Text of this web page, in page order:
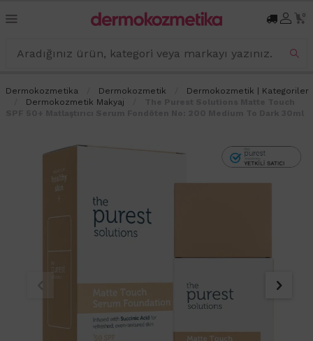
0
Dermokozmetika Dermokozmetik
Dermokozmetik | Kategoriler
Dermokozmetik Makyaj